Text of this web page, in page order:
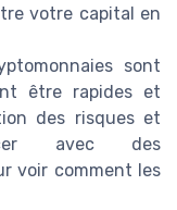
votre capital en
sont
être rapides et
des risques et
avec des
voir comment les